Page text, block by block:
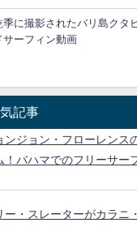
季に撮影されたバリ島クタ
サーフィン動画
記事
ンジョン・フローレンス
！バハマでのフリーサー
ー・スレーターがカラニ